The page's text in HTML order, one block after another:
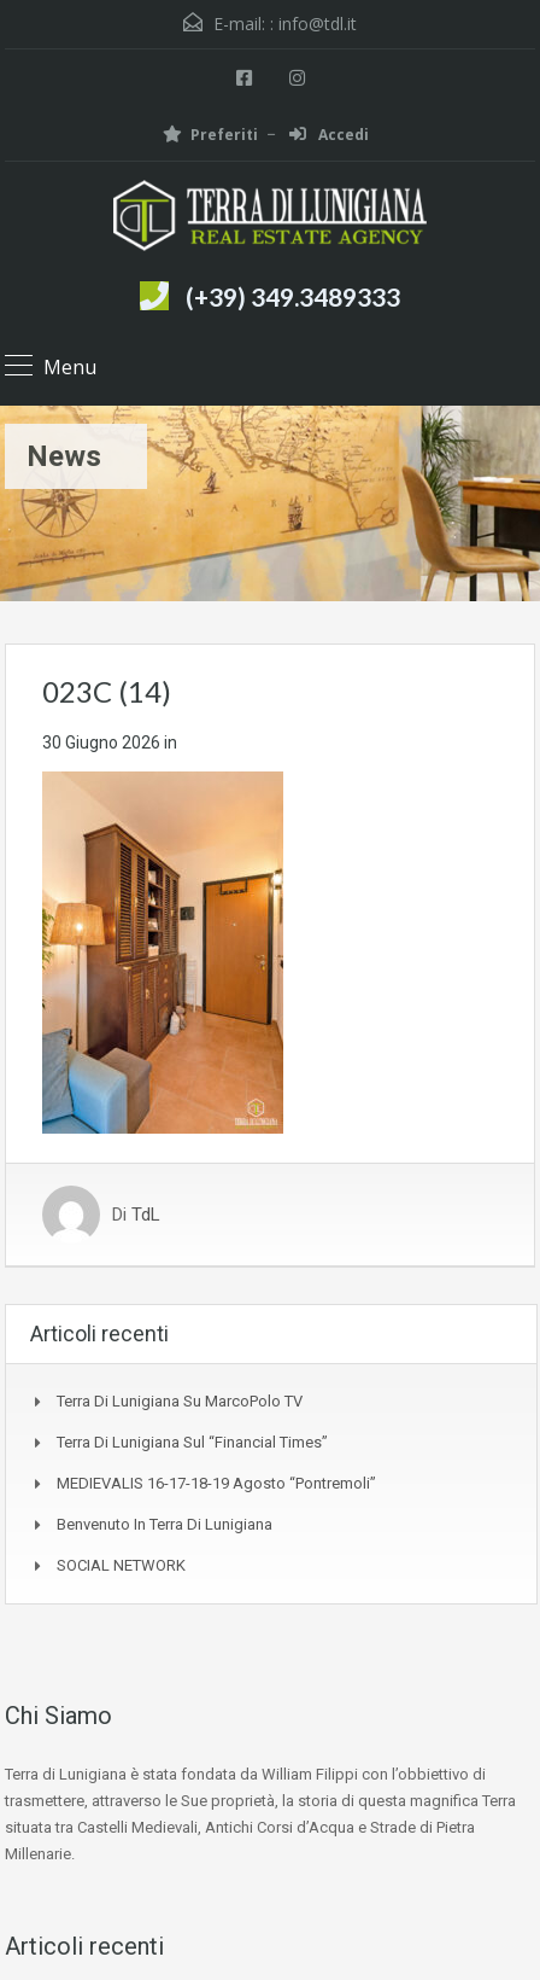
E-mail: : info@tdl.it
Preferiti Accedi
(+39) 349.3489333
Menu
News
023C (14)
30 Giugno 2026 in
Di TdL
Articoli recenti
Terra Di Lunigiana Su MarcoPolo TV
Terra Di Lunigiana Sul “Financial Times”
MEDIEVALIS 16-17-18-19 Agosto “Pontremoli”
Benvenuto In Terra Di Lunigiana
SOCIAL NETWORK
Chi Siamo
Terra di Lunigiana è stata fondata da William Filippi con l’obbiettivo di
trasmettere, attraverso le Sue proprietà, la storia di questa magnifica Terra
situata tra Castelli Medievali, Antichi Corsi d’Acqua e Strade di Pietra
Millenarie.
Articoli recenti